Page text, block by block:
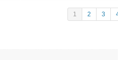
1 2 3